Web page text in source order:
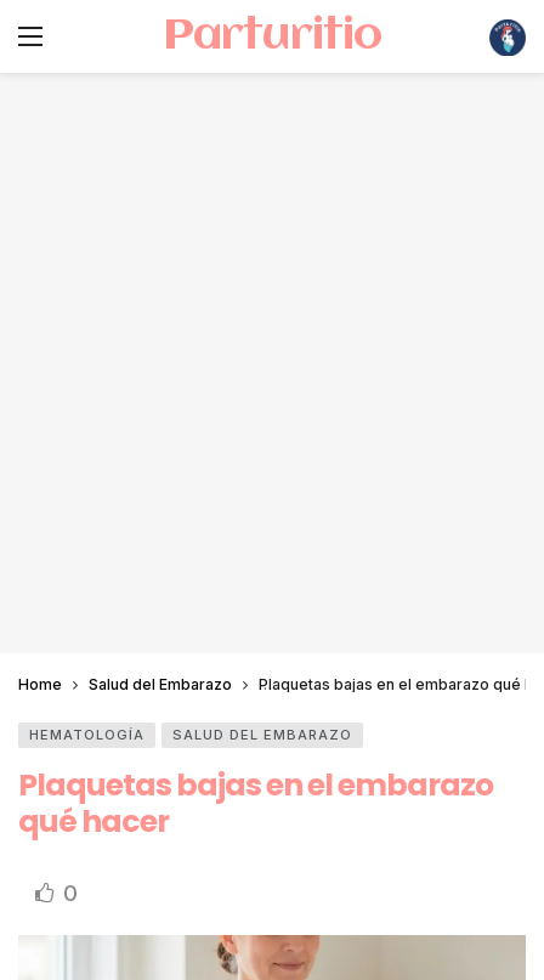
Parturitio
Home Salud del Embarazo Plaquetas bajas en el embarazo qué
HEMATOLOGÍA SALUD DEL EMBARAZO
Plaquetas bajas en el embarazo
qué hacer
0